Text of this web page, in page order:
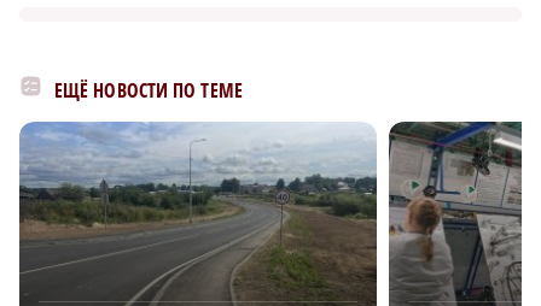
ЕЩЁ НОВОСТИ ПО ТЕМЕ